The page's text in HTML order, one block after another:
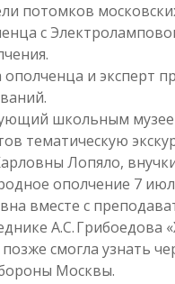
потомков
с
и эксперт
школьным
тематическую
Лопяло,
ополчение 7
вместе с
А.С.
смогла узнать
Москвы.